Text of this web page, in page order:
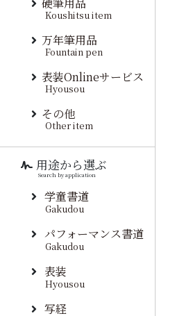
Koushitsu item
万年筆用品
Fountain pen
表装Onlineサービス
Hyousou
その他
Other item
用途から選ぶ
Search by application
学童書道
Gakudou
パフォーマンス書道
Gakudou
表装
Hyousou
写経